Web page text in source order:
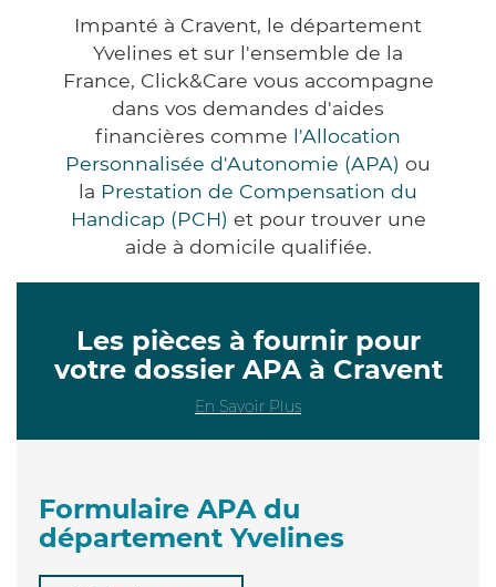
Impanté à Cravent, le département
Yvelines et sur l'ensemble de la
France, Click&Care vous accompagne
dans vos demandes d'aides
financières comme l'Allocation
Personnalisée d'Autonomie (APA) ou
la Prestation de Compensation du
Handicap (PCH) et pour trouver une
aide à domicile qualifiée.
Les pièces à fournir pour
votre dossier APA à Cravent
En Savoir Plus
Formulaire APA du
département Yvelines